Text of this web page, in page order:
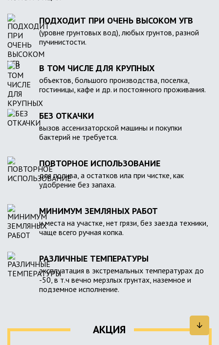
ПОДХОДИТ ПРИ ОЧЕНЬ ВЫСОКОМ УГВ
(уровне грунтовых вод), любых грунтов, разной
пучинистости.
В ТОМ ЧИСЛЕ ДЛЯ КРУПНЫХ
объектов, большого производства, поселка,
гостиницы, кафе и др. и постоянного проживания.
БЕЗ ОТКАЧКИ
вызов ассенизаторской машины и покупки
бактерий не требуется.
ПОВТОРНОЕ ИСПОЛЬЗОВАНИЕ
для полива, а остатков ила при чистке, как
удобрение без запаха.
МИНИМУМ ЗЕМЛЯНЫХ РАБОТ
и места на участке, нет грязи, без заезда техники,
чаще всего ручная копка.
РАЗЛИЧНЫЕ ТЕМПЕРАТУРЫ
эксплуатация в экстремальных температурах до
-50, в т.ч вечно мерзлых грунтах, наземное и
подземное исполнение.
АКЦИЯ